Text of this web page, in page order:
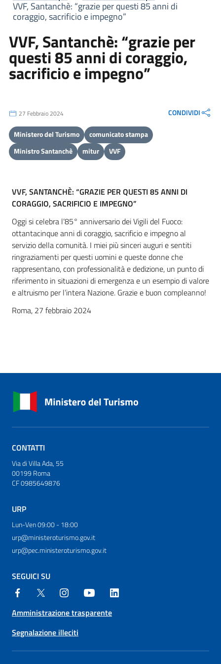
VVF, Santanchè: “grazie per questi 85 anni di
coraggio, sacrificio e impegno”
VVF, Santanchè: “grazie per
questi 85 anni di coraggio,
sacrificio e impegno”
27 Febbraio 2024 CONDIVIDI
Ministero del Turismo
comunicato stampa
Ministro Santanchè
mitur VVF
VVF, SANTANCHÈ: “GRAZIE PER QUESTI 85 ANNI DI
CORAGGIO, SACRIFICIO E IMPEGNO”
Oggi si celebra l’85° anniversario dei Vigili del Fuoco:
ottantacinque anni di coraggio, sacrificio e impegno al
servizio della comunità. I miei più sinceri auguri e sentiti
ringraziamenti per questi uomini e queste donne che
rappresentano, con professionalità e dedizione, un punto di
riferimento in situazioni di emergenza e un esempio di valore
e altruismo per l’intera Nazione. Grazie e buon compleanno!
Roma, 27 febbraio 2024
CONTATTI
Via di Villa Ada, 55
00199 Roma
CF 0985649876
URP
Lun-Ven 09:00 - 18:00
urp@ministeroturismo.gov.it
urp@pec.ministeroturismo.gov.it
SEGUICI SU
Amministrazione trasparente
Segnalazione illeciti